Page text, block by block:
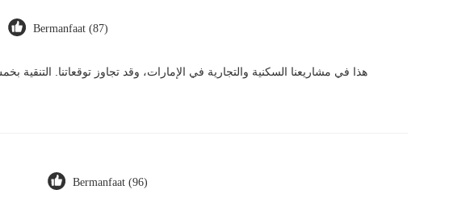
Bermanfaat (87)
Bermanfaat (96)